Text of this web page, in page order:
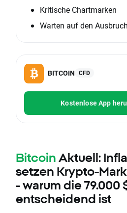
Kritische Chartmarken
Warten auf den Ausbruch
BITCOIN CFD
Kostenlose App
Bitcoin Aktuell:
setzen Krypto-
- warum die 79.000
entscheidend ist